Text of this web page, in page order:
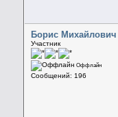
Борис Михайлович
Участник
Оффлайн
Сообщений: 196